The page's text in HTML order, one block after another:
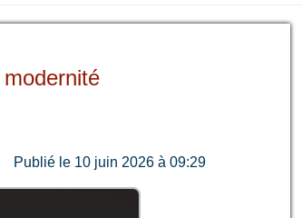
Publié le 10 juin 2026 à 09:29